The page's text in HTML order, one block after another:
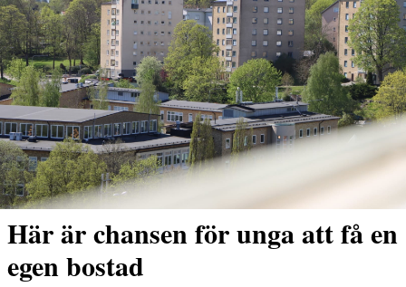
Här är chansen för unga att få en
egen bostad